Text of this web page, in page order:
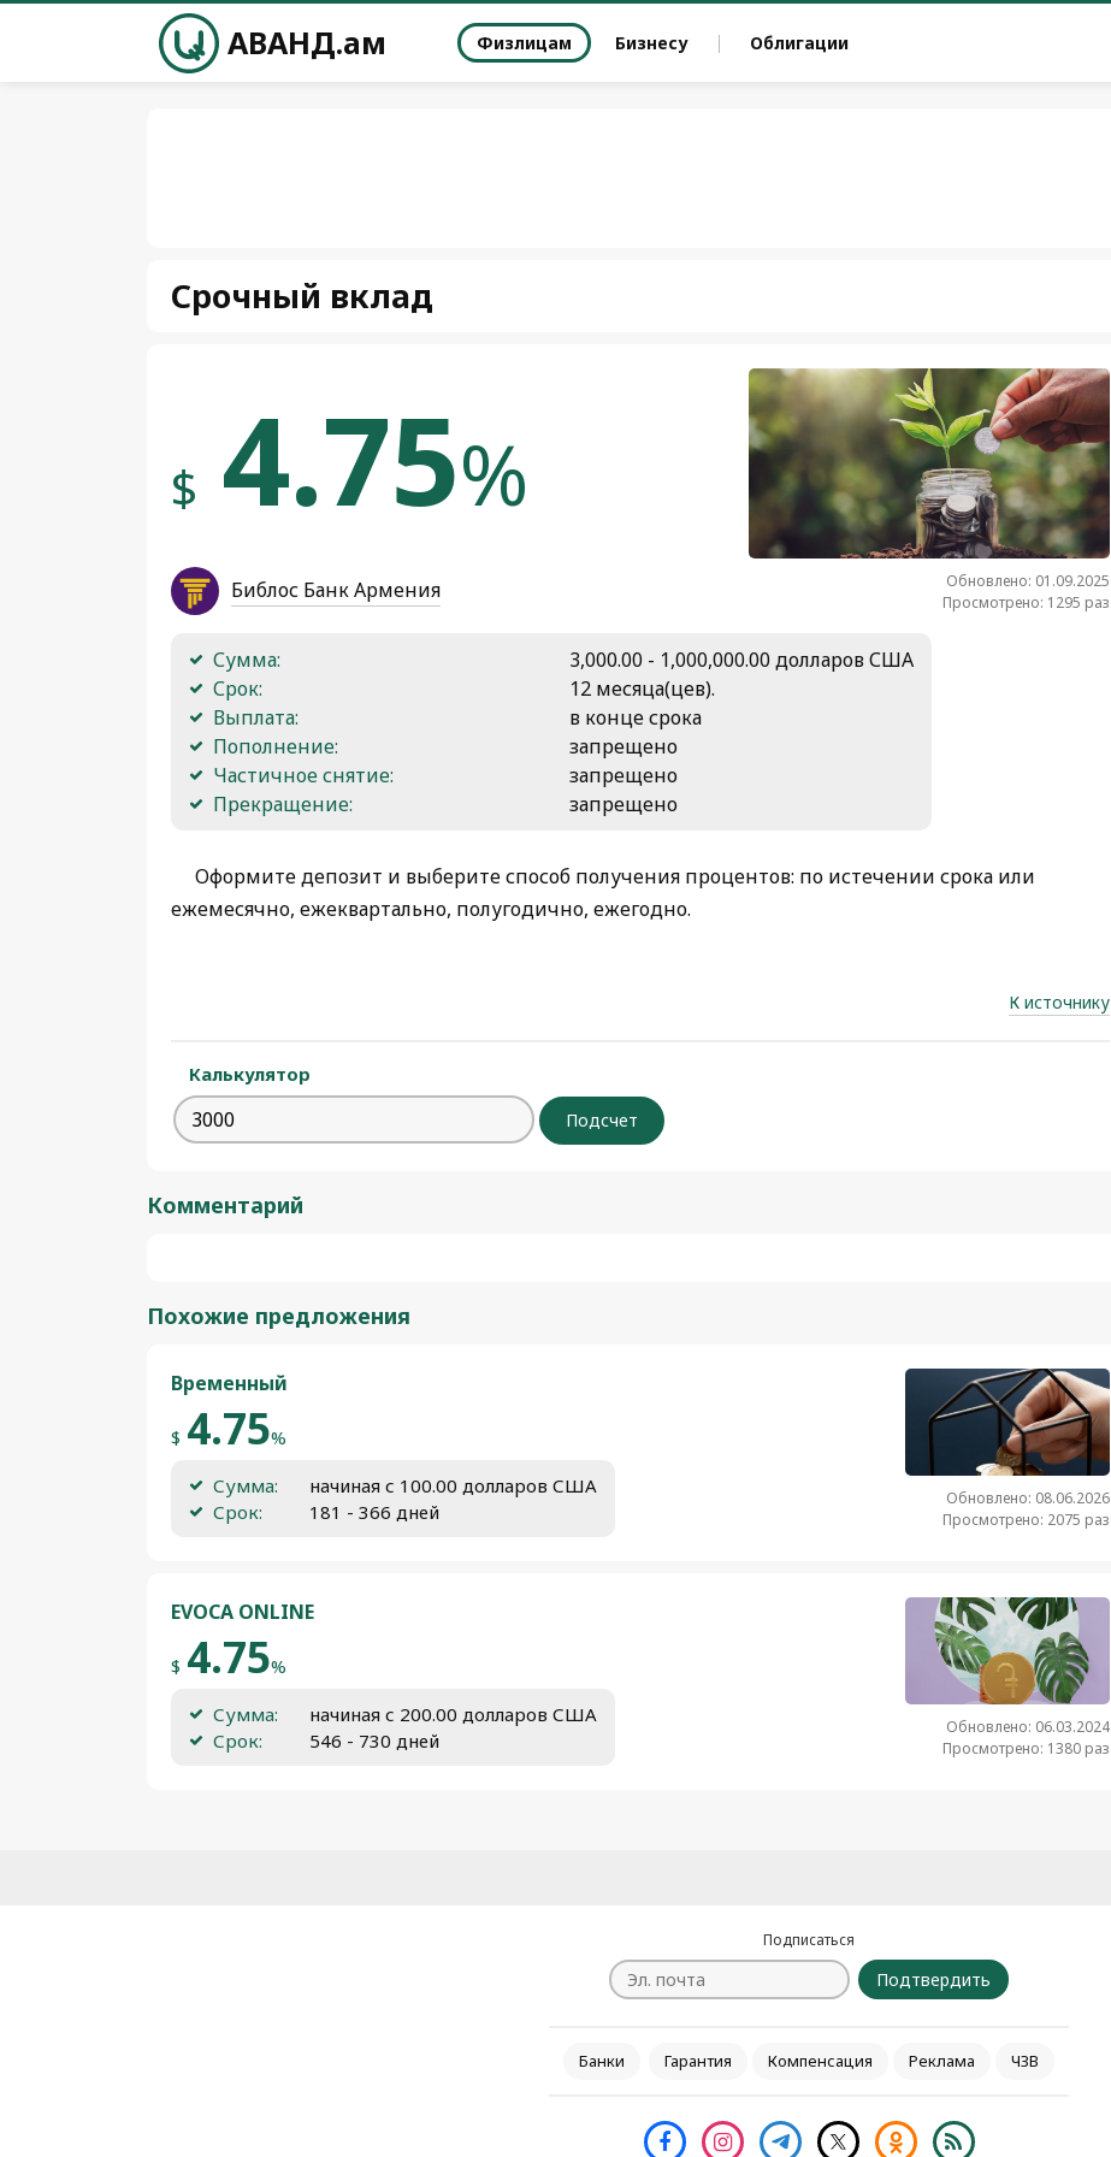
АВАНД.ам Физлицам Бизнесу Облигации
Срочный вклад
Обновлено: 01.09.2025
Просмотрено: 1295 раз
$ 4.75%
Библос Банк Армения
Сумма:
3,000.00 - 1,000,000.00 долларов США
Срок:
12 месяца(цев).
Выплата:
в конце срока
Пополнение:
запрещено
Частичное снятие:
запрещено
Прекращение:
запрещено
Оформите депозит и выберите способ получения процентов: по истечении срока или
ежемесячно, ежеквартально, полугодично, ежегодно.
К источнику
Калькулятор
Комментарий
Похожие предложения
Обновлено: 08.06.2026
Просмотрено: 2075 раз
Временный
$ 4.75%
Сумма:
начиная с 100.00 долларов США
Срок:
181 - 366 дней
Обновлено: 06.03.2024
Просмотрено: 1380 раз
EVOCA ONLINE
$ 4.75%
Сумма:
начиная с 200.00 долларов США
Срок:
546 - 730 дней
Подписаться
Подтвердить
Банки Гарантия Компенсация Реклама ЧЗВ